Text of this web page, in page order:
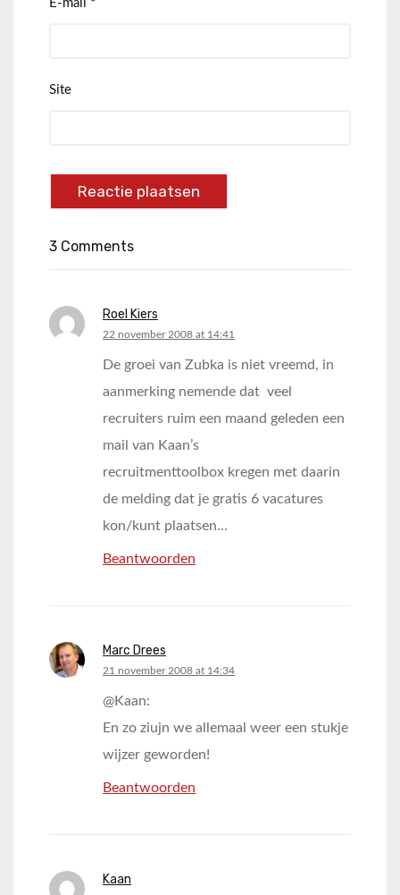
E-mail *
Site
3 Comments
Roel Kiers
says:
22 november 2008 at 14:41
De groei van Zubka is niet vreemd, in
aanmerking nemende dat veel
recruiters ruim een maand geleden een
mail van Kaan’s
recruitmenttoolbox kregen met daarin
de melding dat je gratis 6 vacatures
kon/kunt plaatsen…
Beantwoorden
Marc Drees
says:
21 november 2008 at 14:34
@Kaan:
En zo ziujn we allemaal weer een stukje
wijzer geworden!
Beantwoorden
Kaan